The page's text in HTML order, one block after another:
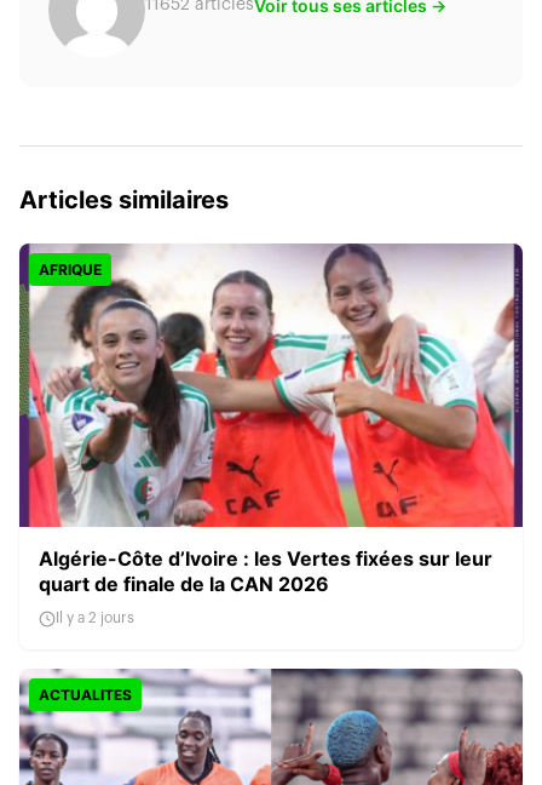
11652 articlesVoir tous ses articles →
Articles similaires
AFRIQUE
Algérie-Côte d’Ivoire : les Vertes fixées sur leur
quart de finale de la CAN 2026
Il y a 2 jours
ACTUALITES